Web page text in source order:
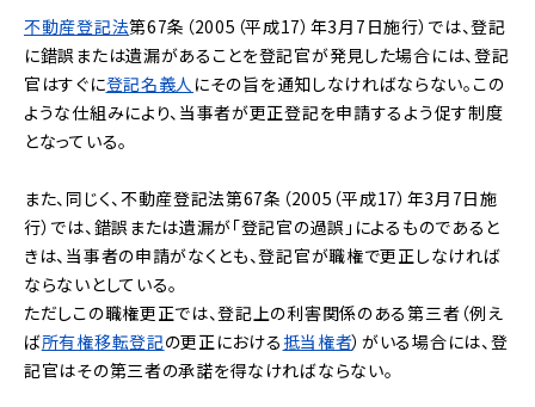
不動産登記法第67条（2005（平成17）年3月7日施行）では、登記
に錯誤または遺漏があることを登記官が発見した場合には、登記
官はすぐに登記名義人 にその旨を通知しなければならない。この
ような仕組みにより、当事者が更正登記を申請するよう促す制度
となっている。
また、同じく、不動産登記法第67条（2005（平成17）年3月7日施
行）では、錯誤または遺漏が「登記官の過誤」によるものであると
きは、当事者の申請がなくとも、登記官が職権で更正しなければ
ならないとしている。
ただしこの職権更正では、登記上の利害関係のある第三者（例え
ば所有権移転登記の更正における 抵当権者）がいる場合には、登
記官はその第三者の承諾を得なければならない。